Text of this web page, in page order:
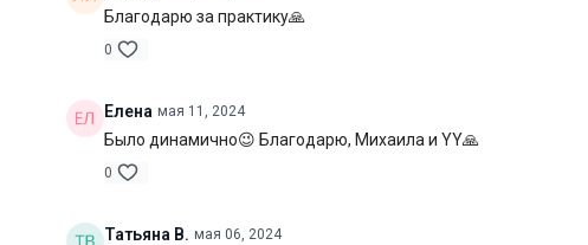
Благодарю за практику🙏
0
Елена мая 11, 2024
Было динамично😉 Благодарю, Михаила и YY🙏
0
Татьяна В. мая 06, 2024